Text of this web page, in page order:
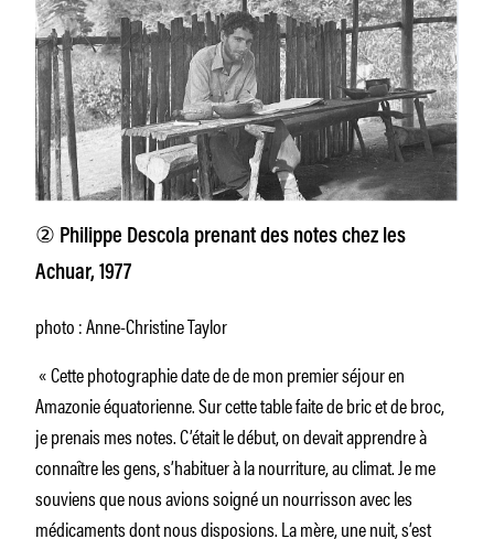
② Philippe Descola prenant des notes chez les
Achuar, 1977
photo : Anne-Christine Taylor
« Cette photographie date de de mon premier séjour en
Amazonie équatorienne. Sur cette table faite de bric et de broc,
je prenais mes notes. C’était le début, on devait apprendre à
connaître les gens, s’habituer à la nourriture, au climat. Je me
souviens que nous avions soigné un nourrisson avec les
médicaments dont nous disposions. La mère, une nuit, s’est